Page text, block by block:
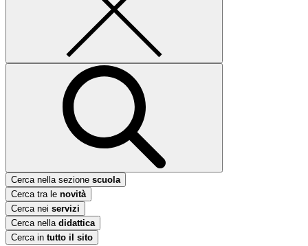
Cerca nella sezione scuola
Cerca tra le novità
Cerca nei servizi
Cerca nella didattica
Cerca in tutto il sito